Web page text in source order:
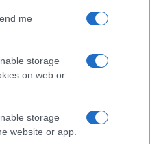
me
storage
on web or
storage
website or app.